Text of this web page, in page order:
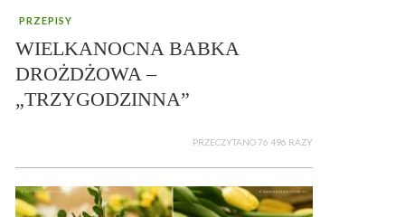
PRZEPISY
WIELKANOCNA BABKA
DROŻDŻOWA –
„TRZYGODZINNA”
PRZECZYTANO 76 496 RAZY